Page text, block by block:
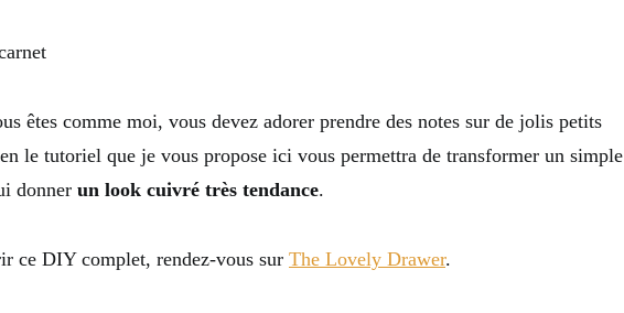
êtes comme moi, vous devez adorer prendre des notes sur de jolis petits
le tutoriel que je vous propose ici vous permettra de transformer un simple
donner un look cuivré très tendance.
ce DIY complet, rendez-vous sur The Lovely Drawer.